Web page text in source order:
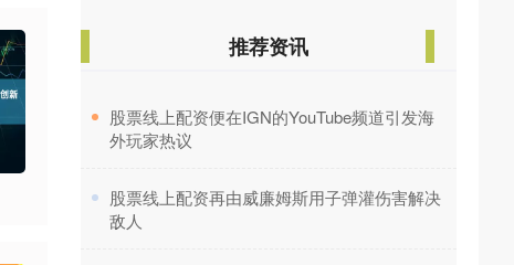
推荐资讯
​股票线上配资便在IGN的YouTube频道引发海
外玩家热议
​股票线上配资再由威廉姆斯用子弹灌伤害解决
敌人